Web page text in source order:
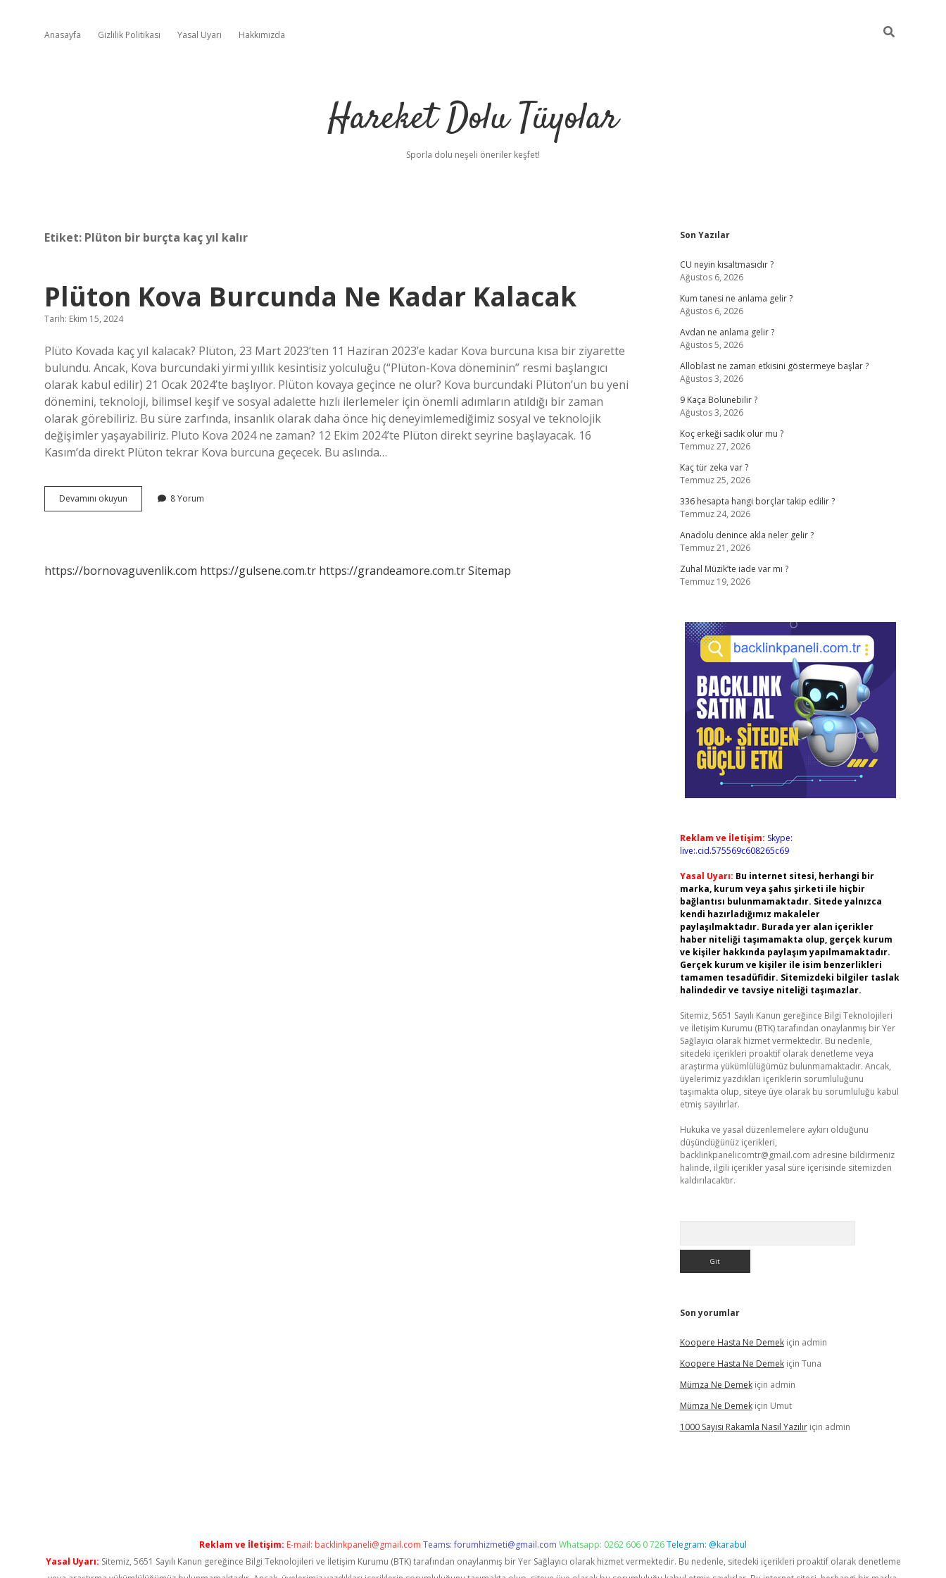
Anasayfa Gizlilik Politikası Yasal Uyarı Hakkımızda
Hareket Dolu Tüyolar
Sporla dolu neşeli öneriler keşfet!
Etiket: Plüton bir burçta kaç yıl kalır
Plüton Kova Burcunda Ne Kadar Kalacak
Tarih: Ekim 15, 2024
Plüto Kovada kaç yıl kalacak? Plüton, 23 Mart 2023’ten 11 Haziran 2023’e kadar Kova burcuna kısa bir ziyarette
bulundu. Ancak, Kova burcundaki yirmi yıllık kesintisiz yolculuğu (“Plüton-Kova döneminin” resmi başlangıcı
olarak kabul edilir) 21 Ocak 2024’te başlıyor. Plüton kovaya geçince ne olur? Kova burcundaki Plüton’un bu yeni
dönemini, teknoloji, bilimsel keşif ve sosyal adalette hızlı ilerlemeler için önemli adımların atıldığı bir zaman
olarak görebiliriz. Bu süre zarfında, insanlık olarak daha önce hiç deneyimlemediğimiz sosyal ve teknolojik
değişimler yaşayabiliriz. Pluto Kova 2024 ne zaman? 12 Ekim 2024’te Plüton direkt seyrine başlayacak. 16
Kasım’da direkt Plüton tekrar Kova burcuna geçecek. Bu aslında…
Devamını okuyun
Kova
8 Yorum
https://bornovaguvenlik.com https://gulsene.com.tr https://grandeamore.com.trSitemap
Sidebar
Son Yazılar
CU neyin kısaltmasıdır ?
Ağustos 6, 2026
Kum tanesi ne anlama gelir ?
Ağustos 6, 2026
Avdan ne anlama gelir ?
Ağustos 5, 2026
Alloblast ne zaman etkisini göstermeye başlar ?
Ağustos 3, 2026
9 Kaça Bolunebilir ?
Ağustos 3, 2026
Koç erkeği sadık olur mu ?
Temmuz 27, 2026
Kaç tür zeka var ?
Temmuz 25, 2026
336 hesapta hangi borçlar takip edilir ?
Temmuz 24, 2026
Anadolu denince akla neler gelir ?
Temmuz 21, 2026
Zuhal Müzik’te iade var mı ?
Temmuz 19, 2026
Reklam ve İletişim: Skype:
live:.cid.575569c608265c69
Yasal Uyarı: Bu internet sitesi, herhangi bir
marka, kurum veya şahıs şirketi ile hiçbir
bağlantısı bulunmamaktadır. Sitede yalnızca
kendi hazırladığımız makaleler
paylaşılmaktadır. Burada yer alan içerikler
haber niteliği taşımamakta olup, gerçek kurum
ve kişiler hakkında paylaşım yapılmamaktadır.
Gerçek kurum ve kişiler ile isim benzerlikleri
tamamen tesadüfidir. Sitemizdeki bilgiler taslak
halindedir ve tavsiye niteliği taşımazlar.
Sitemiz, 5651 Sayılı Kanun gereğince Bilgi Teknolojileri
ve İletişim Kurumu (BTK) tarafından onaylanmış bir Yer
Sağlayıcı olarak hizmet vermektedir. Bu nedenle,
sitedeki içerikleri proaktif olarak denetleme veya
araştırma yükümlülüğümüz bulunmamaktadır. Ancak,
üyelerimiz yazdıkları içeriklerin sorumluluğunu
taşımakta olup, siteye üye olarak bu sorumluluğu kabul
etmiş sayılırlar.
Hukuka ve yasal düzenlemelere aykırı olduğunu
düşündüğünüz içerikleri,
backlinkpanelicomtr@gmail.com adresine bildirmeniz
halinde, ilgili içerikler yasal süre içerisinde sitemizden
kaldırılacaktır.
Son yorumlar
Koopere Hasta Ne Demekiçin admin
Koopere Hasta Ne Demekiçin Tuna
Mümza Ne Demekiçin admin
Mümza Ne Demekiçin Umut
1000 Sayısı Rakamla Nasıl Yazılıriçin admin
Reklam ve İletişim: E-mail: backlinkpaneli@gmail.com Teams:forumhizmeti@gmail.com Whatsapp: 0262 606 0 726Telegram: @karabul
Yasal Uyarı: Sitemiz, 5651 Sayılı Kanun gereğince Bilgi Teknolojileri ve İletişim Kurumu (BTK) tarafından onaylanmış bir Yer Sağlayıcı olarak hizmet vermektedir. Bu nedenle, sitedeki içerikleri proaktif olarak denetleme